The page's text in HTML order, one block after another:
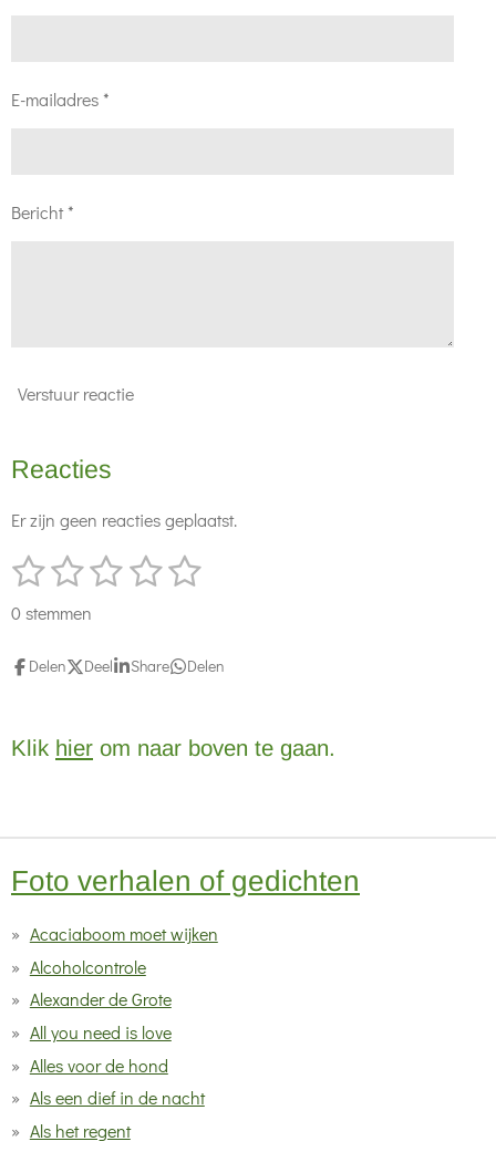
E-mailadres *
Bericht *
Verstuur reactie
Reacties
Er zijn geen reacties geplaatst.
R
:
t
e
r
e
n
1
s
e
2
s
e
r
3
s
e
r
4
e
r
5
e
r
S
m
0 stemmen
Delen Deel Share Delen
Klik hier om naar boven te gaan.
Foto verhalen of gedichten
Acaciaboom moet wijken
Alcoholcontrole
Alexander de Grote
All you need is love
Alles voor de hond
Als een dief in de nacht
Als het regent